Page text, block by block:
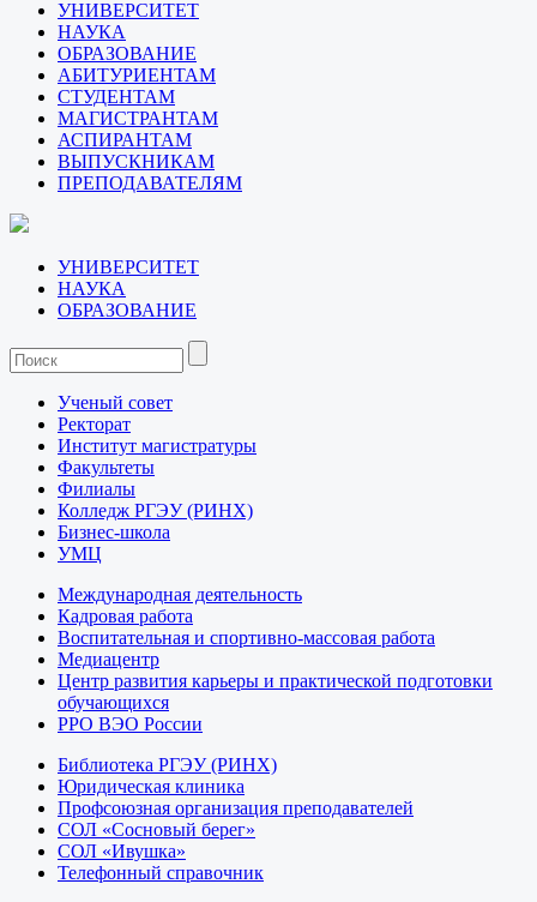
УНИВЕРСИТЕТ
НАУКА
ОБРАЗОВАНИЕ
АБИТУРИЕНТАМ
СТУДЕНТАМ
МАГИСТРАНТАМ
АСПИРАНТАМ
ВЫПУСКНИКАМ
ПРЕПОДАВАТЕЛЯМ
УНИВЕРСИТЕТ
НАУКА
ОБРАЗОВАНИЕ
Ученый совет
Ректорат
Институт магистратуры
Факультеты
Филиалы
Колледж РГЭУ (РИНХ)
Бизнес-школа
УМЦ
Международная деятельность
Кадровая работа
Воспитательная и спортивно-массовая работа
Медиацентр
Центр развития карьеры и практической подготовки
обучающихся
РРО ВЭО России
Библиотека РГЭУ (РИНХ)
Юридическая клиника
Профсоюзная организация преподавателей
СОЛ «Сосновый берег»
СОЛ «Ивушка»
Телефонный справочник